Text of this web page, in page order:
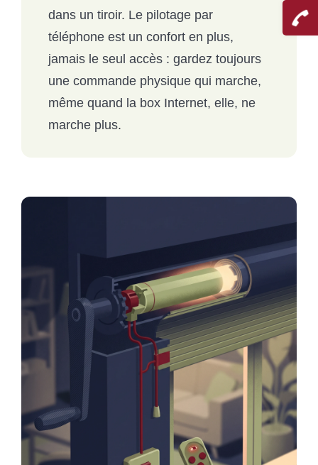
dans un tiroir. Le pilotage par
téléphone est un confort en plus,
jamais le seul accès : gardez toujours
une commande physique qui marche,
même quand la box Internet, elle, ne
marche plus.